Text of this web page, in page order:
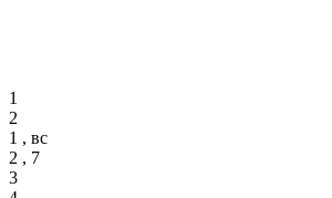
1
2
1 , вс
2 , 7
3